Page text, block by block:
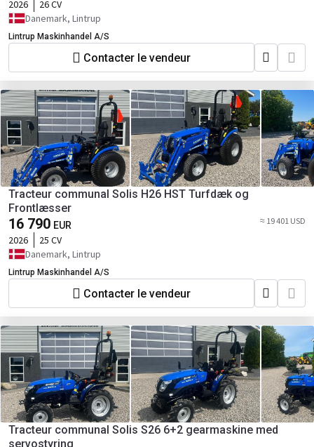
2026
26 CV
Danemark, Lintrup
Lintrup Maskinhandel A/S
Contacter le vendeur
Tracteur communal Solis H26 HST Turfdæk og
Frontlæsser
16 790 EUR ≈ 19 401 USD
2026
25 CV
Danemark, Lintrup
Lintrup Maskinhandel A/S
Contacter le vendeur
Tracteur communal Solis S26 6+2 gearmaskine med
servostyring